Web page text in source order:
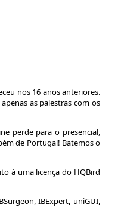
nos 16 anos anteriores.
as palestras com os
perde para o presencial,
de Portugal! Batemos o
à uma licença do HQBird
IBExpert, uniGUI,